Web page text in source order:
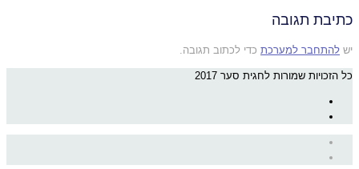
כתיבת תגובה
יש להתחבר למערכת כדי לכתוב תגובה.
כל הזכויות שמורות לחגית סער 2017